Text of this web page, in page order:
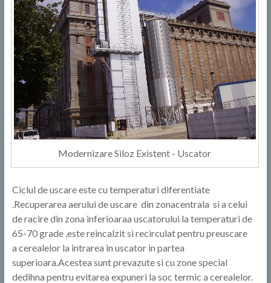
Modernizare Siloz Existent - Uscator
Ciclul de uscare este cu temperaturi diferentiate
.Recuperarea aerului de uscare din zonacentrala si a celui
de racire din zona inferioaraa uscatorului la temperaturi de
65-70 grade ,este reincalzit si recirculat pentru preuscare
a cerealelor la intrarea in uscator in partea
superioara.Acestea sunt prevazute si cu zone special
dedihna pentru evitarea expuneri la soc termic a cerealelor.